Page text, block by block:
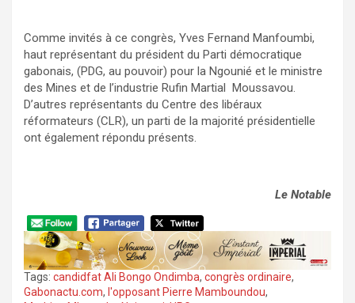
Comme invités à ce congrès, Yves Fernand Manfoumbi,
haut représentant du président du Parti démocratique
gabonais, (PDG, au pouvoir) pour la Ngounié et le ministre
des Mines et de l’industrie Rufin Martial Moussavou.
D’autres représentants du Centre des libéraux
réformateurs (CLR), un parti de la majorité présidentielle
ont également répondu présents.
Le Notable
Tags: candidfat Ali Bongo Ondimba, congrès ordinaire,
Gabonactu.com, l'opposant Pierre Mamboundou,